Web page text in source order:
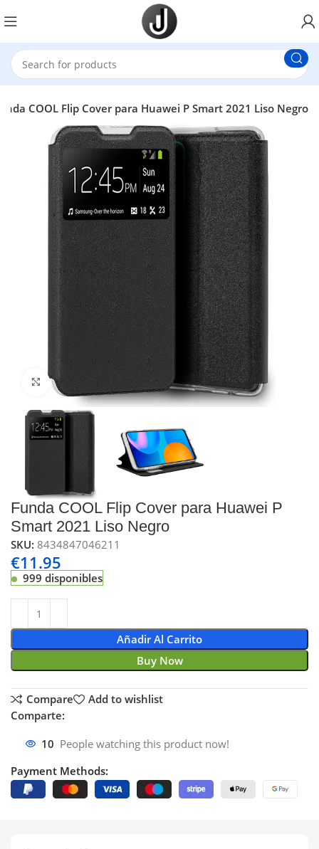
COOL Flip Cover para Huawei P Smart 2021 Liso Negro
Click to enlarge
Funda COOL Flip Cover para Huawei P
Smart 2021 Liso Negro
SKU:8434847046211
€11.95
999 disponibles
Añadir Al Carrito
Buy Now
Compare
Add to wishlist
Comparte:
10 People watching this product now!
Payment Methods: